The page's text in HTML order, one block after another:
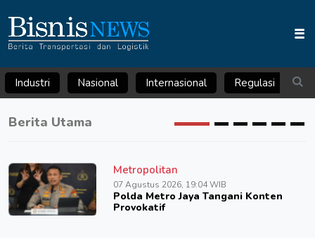
Industri Nasional Internasional Regulasi
Berita Utama
Metropolitan
07 Agustus 2026, 19:04 WIB
Polda Metro Jaya Tangani Konten
Provokatif